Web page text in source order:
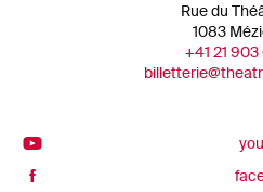
Rue du
1083
+41 21 903